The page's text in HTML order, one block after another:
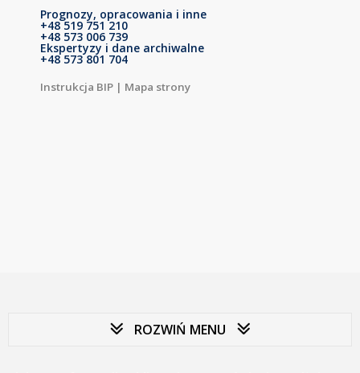
Prognozy, opracowania i inne
+48 519 751 210
+48 573 006 739
Ekspertyzy i dane archiwalne
+48 573 801 704
Instrukcja BIP | Mapa strony
ROZWIŃ MENU